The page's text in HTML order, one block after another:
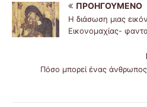
ΠΡΟΗΓΟΎΜΕΝΟ
H διάσωση μιας
Εικονομαχίας-
Πόσο μπορεί ένας άνθρωπος